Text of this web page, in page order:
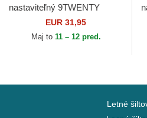
nastaviteľný 9TWENTY
Broderie New York Yankees
MLB New Era
EUR 31,95
Maj to 11 – 12 pred.
Letné